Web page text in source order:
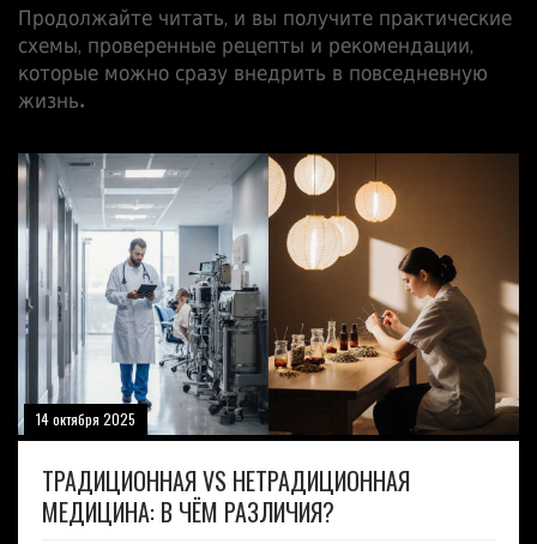
Продолжайте читать, и вы получите практические
схемы, проверенные рецепты и рекомендации,
которые можно сразу внедрить в повседневную
жизнь.
14 октября 2025
ТРАДИЦИОННАЯ VS НЕТРАДИЦИОННАЯ
МЕДИЦИНА: В ЧЁМ РАЗЛИЧИЯ?